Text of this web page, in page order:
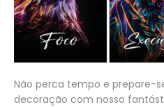
Não perca tempo e prepare-
decoração com nosso